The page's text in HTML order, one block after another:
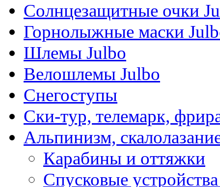
Солнцезащитные очки
Горнолыжные маски
Шлемы Julbo
Велошлемы Julbo
Снегоступы
Ски-тур, телемарк,
Альпинизм,
Карабины и оттяжки
Спусковые